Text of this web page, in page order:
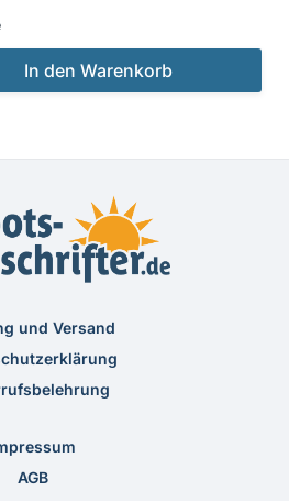
In den Warenkorb
und Versand
AGB